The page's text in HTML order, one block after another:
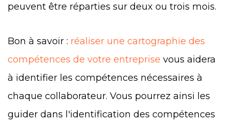
peuvent être réparties sur deux ou trois mois.
Bon à savoir : réaliser une cartographie des
compétences de votre entreprise vous aidera
à identifier les compétences nécessaires à
chaque collaborateur. Vous pourrez ainsi les
guider dans l'identification des compétences